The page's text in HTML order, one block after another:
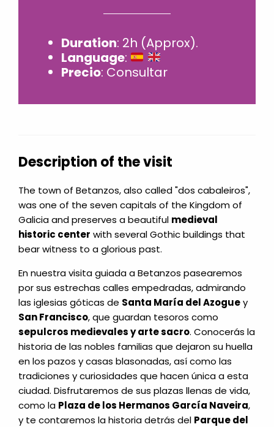
Duration: 2h (Approx).
Language:
Precio: Consultar
Description of the visit
The town of Betanzos, also called "dos cabaleiros",
was one of the seven capitals of the Kingdom of
Galicia and preserves a beautiful medieval
historic center with several Gothic buildings that
bear witness to a glorious past.
En nuestra visita guiada a Betanzos pasearemos
por sus estrechas calles empedradas, admirando
las iglesias góticas de Santa María del Azoguey
San Francisco, que guardan tesoros como
sepulcros medievales y arte sacro. Conocerás la
historia de las nobles familias que dejaron su huella
en los pazos y casas blasonadas, así como las
tradiciones y curiosidades que hacen única a esta
ciudad. Disfrutaremos de sus plazas llenas de vida,
como la Plaza de los Hermanos García Naveira,
y te contaremos la historia detrás del Parque del